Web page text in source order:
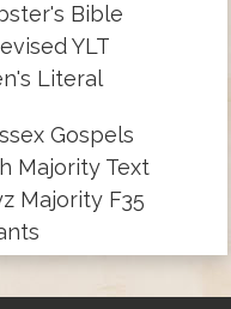
Bible
YLT
Literal
Gospels
Majority Text
Majority F35